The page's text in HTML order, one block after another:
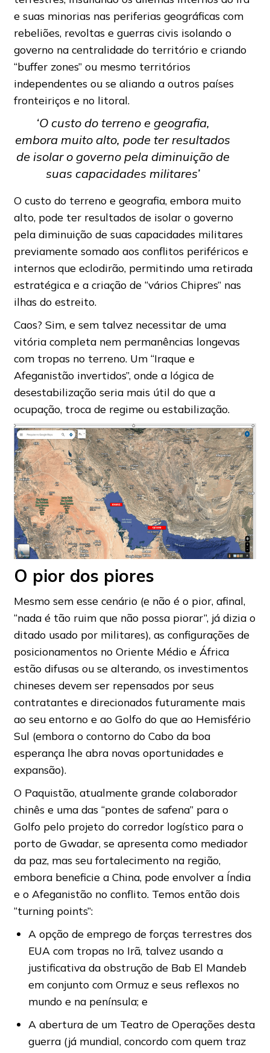
e suas minorias nas periferias geográficas com
rebeliões, revoltas e guerras civis isolando o
governo na centralidade do território e criando
“buffer zones” ou mesmo territórios
independentes ou se aliando a outros países
fronteiriços e no litoral.
‘O custo do terreno e geografia,
embora muito alto, pode ter resultados
de isolar o governo pela diminuição de
suas capacidades militares’
O custo do terreno e geografia, embora muito
alto, pode ter resultados de isolar o governo
pela diminuição de suas capacidades militares
previamente somado aos conflitos periféricos e
internos que eclodirão, permitindo uma retirada
estratégica e a criação de “vários Chipres” nas
ilhas do estreito.
Caos? Sim, e sem talvez necessitar de uma
vitória completa nem permanências longevas
com tropas no terreno. Um “Iraque e
Afeganistão invertidos”, onde a lógica de
desestabilização seria mais útil do que a
ocupação, troca de regime ou estabilização.
O pior dos piores
Mesmo sem esse cenário (e não é o pior, afinal,
“nada é tão ruim que não possa piorar”, já dizia o
ditado usado por militares), as configurações de
posicionamentos no Oriente Médio e África
estão difusas ou se alterando, os investimentos
chineses devem ser repensados por seus
contratantes e direcionados futuramente mais
ao seu entorno e ao Golfo do que ao Hemisfério
Sul (embora o contorno do Cabo da boa
esperança lhe abra novas oportunidades e
expansão).
O Paquistão, atualmente grande colaborador
chinês e uma das “pontes de safena” para o
Golfo pelo projeto do corredor logístico para o
porto de Gwadar, se apresenta como mediador
da paz, mas seu fortalecimento na região,
embora beneficie a China, pode envolver a Índia
e o Afeganistão no conflito. Temos então dois
“turning points”:
A opção de emprego de forças terrestres dos
EUA com tropas no Irã, talvez usando a
justificativa da obstrução de Bab El Mandeb
em conjunto com Ormuz e seus reflexos no
mundo e na península; e
A abertura de um Teatro de Operações desta
guerra (já mundial, concordo com quem traz